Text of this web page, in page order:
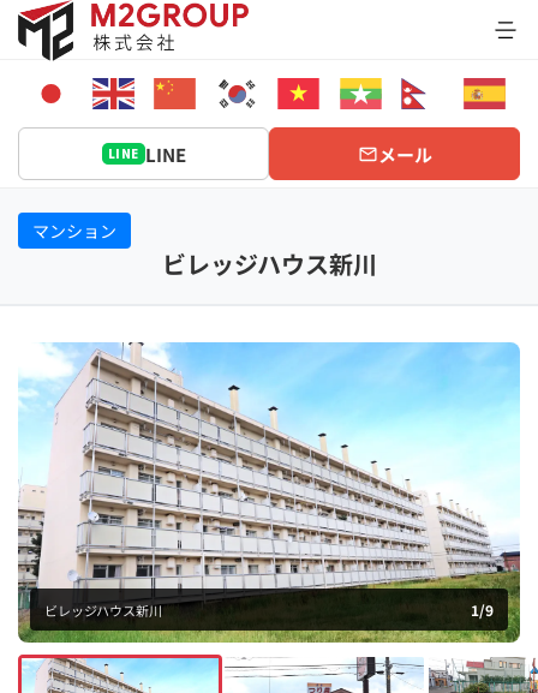
Bỏ
qua
dung
LINE LINE メール
マンション
ビレッジハウス新川
ビレッジハウス新川 1/9